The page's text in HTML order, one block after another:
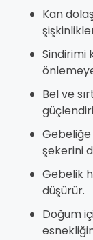
Kan
Sindirimi
Bel ve
Gebeliğe
şekerini
Gebelik
düşürür.
Doğum